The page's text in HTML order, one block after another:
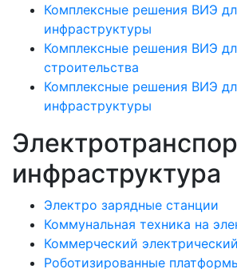
Комплексные решения ВИЭ
инфраструктуры
Комплексные решения ВИЭ
строительства
Комплексные решения ВИЭ
инфраструктуры
инфраструктура
Электро зарядные станции
Коммунальная техника на
Коммерческий
Роботизированные